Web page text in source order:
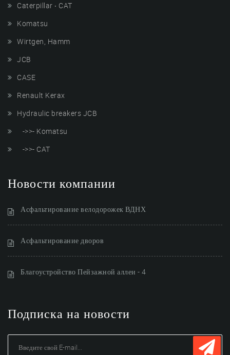
Caterpillar ‧ CAT
Komatsu
Wirtgen, Hamm
JCB
CASE
Renault Kerax
Hydraulic breakers JCB
->>- Komatsu
->>- CAT
Новости компании
Асфальтирование велодорожек ВДНХ
Асфальтирование дворов
Благоустройство Пейзажной аллеи - 4
Подписка на новости